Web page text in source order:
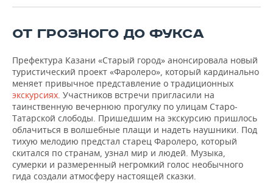
ОТ ГРОЗНОГО ДО ФУКСА
Префектура Казани «Старый город» анонсировала новый
туристический проект «Фаролеро», который кардинально
меняет привычное представление о традиционных
экскурсиях. Участников встречи пригласили на
таинственную вечернюю прогулку по улицам Старо-
Татарской слободы. Пришедшим на экскурсию пришлось
облачиться в волшебные плащи и надеть наушники. Под
тихую мелодию предстал старец Фаролеро, который
скитался по странам, узнал мир и людей. Музыка,
сумерки и размеренный негромкий голос необычного
гида создали атмосферу настоящей сказки.